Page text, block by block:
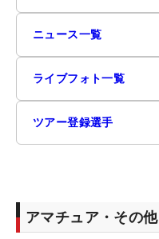
ニュース一覧
ライブフォト一覧
ツアー登録選手
アマチュア・その